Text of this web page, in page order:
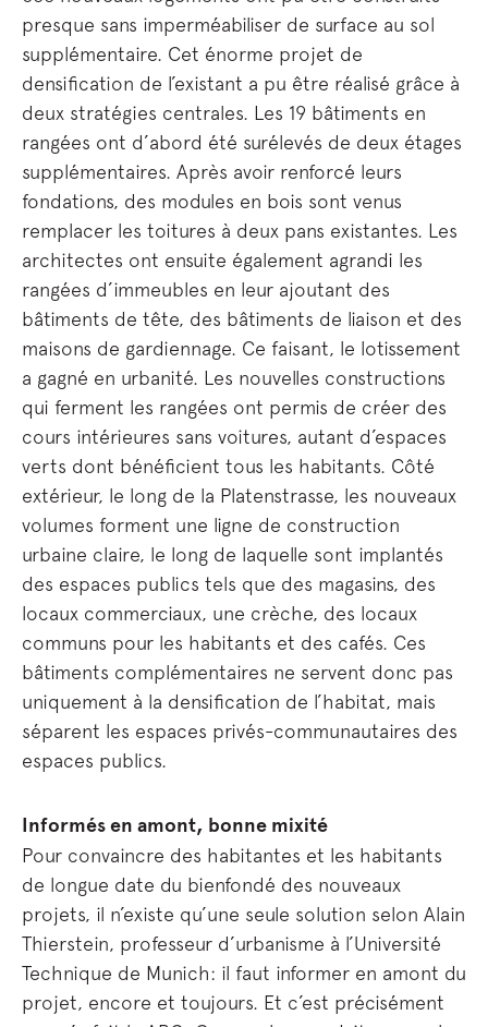
presque sans imperméabiliser de surface au sol
supplémentaire. Cet énorme projet de
densification de l’existant a pu être réalisé grâce à
deux stratégies centrales. Les 19 bâtiments en
rangées ont d’abord été surélevés de deux étages
supplémentaires. Après avoir renforcé leurs
fondations, des modules en bois sont venus
remplacer les toitures à deux pans existantes. Les
architectes ont ensuite également agrandi les
rangées d’immeubles en leur ajoutant des
bâtiments de tête, des bâtiments de liaison et des
maisons de gardiennage. Ce faisant, le lotissement
a gagné en urbanité. Les nouvelles constructions
qui ferment les rangées ont permis de créer des
cours intérieures sans voitures, autant d’espaces
verts dont bénéficient tous les habitants. Côté
extérieur, le long de la Platenstrasse, les nouveaux
volumes forment une ligne de construction
urbaine claire, le long de laquelle sont implantés
des espaces publics tels que des magasins, des
locaux commerciaux, une crèche, des locaux
communs pour les habitants et des cafés. Ces
bâtiments complémentaires ne servent donc pas
uniquement à la densification de l’habitat, mais
séparent les espaces privés-communautaires des
espaces publics.
Informés en amont, bonne mixité
Pour convaincre des habitantes et les habitants
de longue date du bienfondé des nouveaux
projets, il n’existe qu’une seule solution selon Alain
Thierstein, professeur d’urbanisme à l’Université
Technique de Munich: il faut informer en amont du
projet, encore et toujours. Et c’est précisément